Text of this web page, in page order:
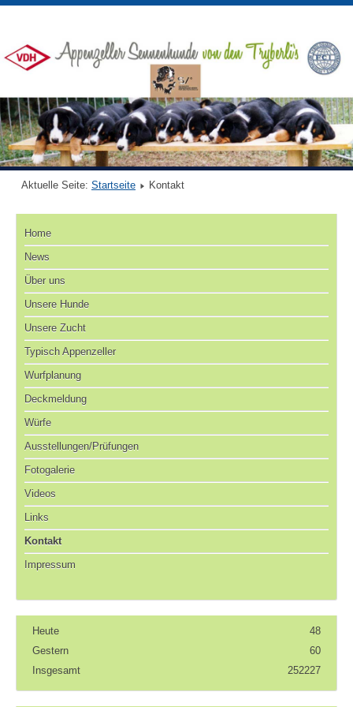
Aktuelle Seite: Startseite Kontakt
Home
News
Über uns
Unsere Hunde
Unsere Zucht
Typisch Appenzeller
Wurfplanung
Deckmeldung
Würfe
Ausstellungen/Prüfungen
Fotogalerie
Videos
Links
Kontakt
Impressum
Heute
48
Gestern
60
Insgesamt
252227